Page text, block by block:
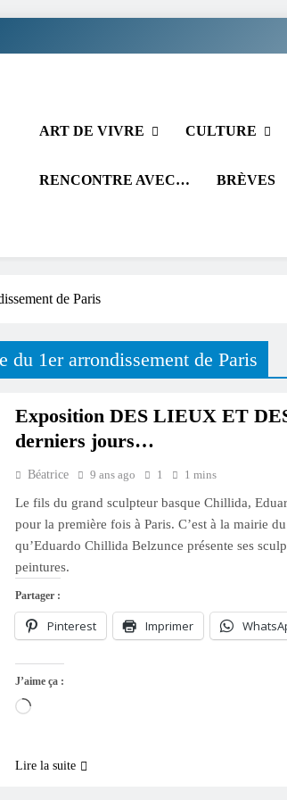
ART DE VIVRE CULTURE
RENCONTRE AVEC… BRÈVES
de Paris
du 1er arrondissement de Paris
Exposition DES LIEUX ET
derniers jours…
Béatrice 9 ans ago 1 1 mins
Le fils du grand sculpteur basque Chillida,
pour la première fois à Paris. C’est à la mairie
qu’Eduardo Chillida Belzunce présente ses
peintures.
Partager :
Pinterest Imprimer
J’aime ça :
Chargement…
Lire la suite